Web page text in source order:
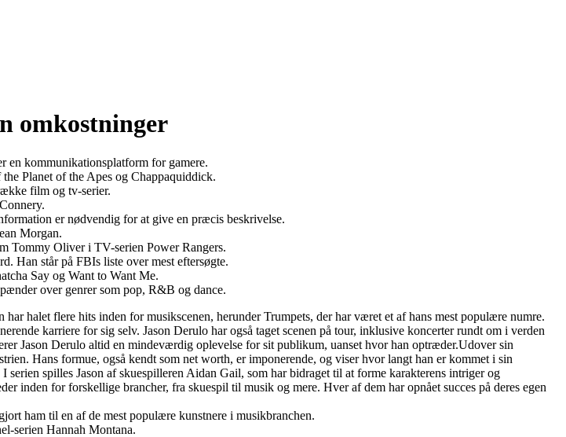
omkostninger
en kommunikationsplatform for gamere.
Planet of the Apes og Chappaquiddick.
film og tv-serier.
er nødvendig for at give en præcis beskrivelse.
Morgan.
Tommy Oliver i TV-serien Power Rangers.
Han står på FBIs liste over mest eftersøgte.
Say og Want to Want Me.
over genrer som pop, R&B og dance.
halet flere hits inden for musikscenen, herunder Trumpets, der har været et af hans mest populære numre.
karriere for sig selv. Jason Derulo har også taget scenen på tour, inklusive koncerter rundt om i verden
Jason Derulo altid en mindeværdig oplevelse for sit publikum, uanset hvor han optræder.Udover sin
Hans formue, også kendt som net worth, er imponerende, og viser hvor langt han er kommet i sin
spilles Jason af skuespilleren Aidan Gail, som har bidraget til at forme karakterens intriger og
inden for forskellige brancher, fra skuespil til musik og mere. Hver af dem har opnået succes på deres egen
ham til en af de mest populære kunstnere i musikbranchen.
serien Hannah Montana.